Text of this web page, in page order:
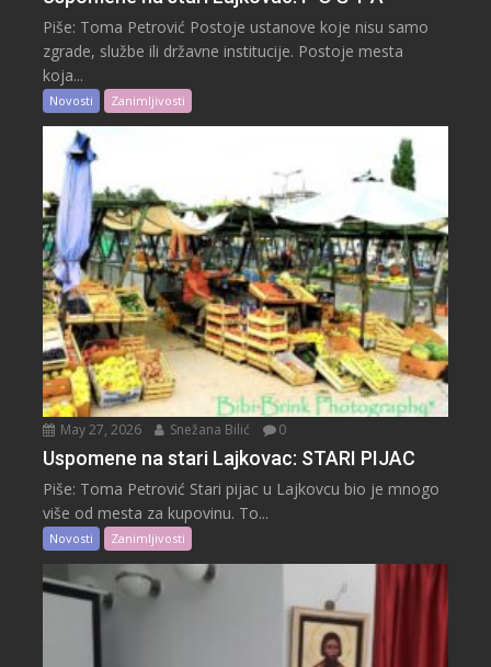
Piše: Toma Petrović Postoje ustanove koje nisu samo
zgrade, službe ili državne institucije. Postoje mesta
koja...
Novosti Zanimljivosti
May 27, 2026 Snežana Bilić 0
Uspomene na stari Lajkovac: STARI PIJAC
Piše: Toma Petrović Stari pijac u Lajkovcu bio je mnogo
više od mesta za kupovinu. To...
Novosti Zanimljivosti